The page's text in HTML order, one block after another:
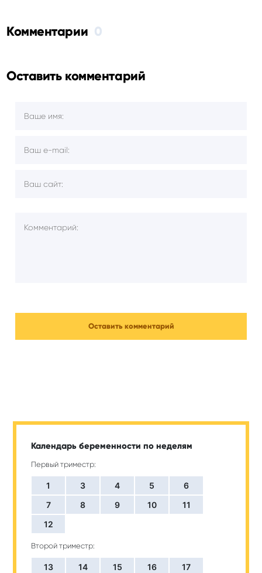
Комментарии 0
Оставить комментарий
Календарь беременности по неделям
Первый триместр:
1 3 4 5
6
7
8 9 10
11
12
Второй триместр:
13 14 15 16
17